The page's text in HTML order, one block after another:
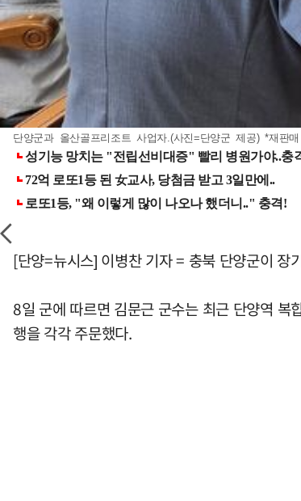
단양군과 올산골프리조트 사업자.(사진=단양군 제공) *재판
[단양=뉴시스] 이병찬 기자 = 충북 단양군이 장
8일 군에 따르면 김문근 군수는 최근 단양역 복
행을 각각 주문했다.